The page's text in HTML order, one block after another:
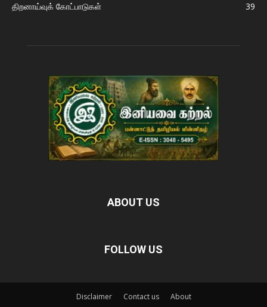
திறனாய்வுக் கோட்பாடுகள்
39
ABOUT US
FOLLOW US
Disclaimer Contact us About